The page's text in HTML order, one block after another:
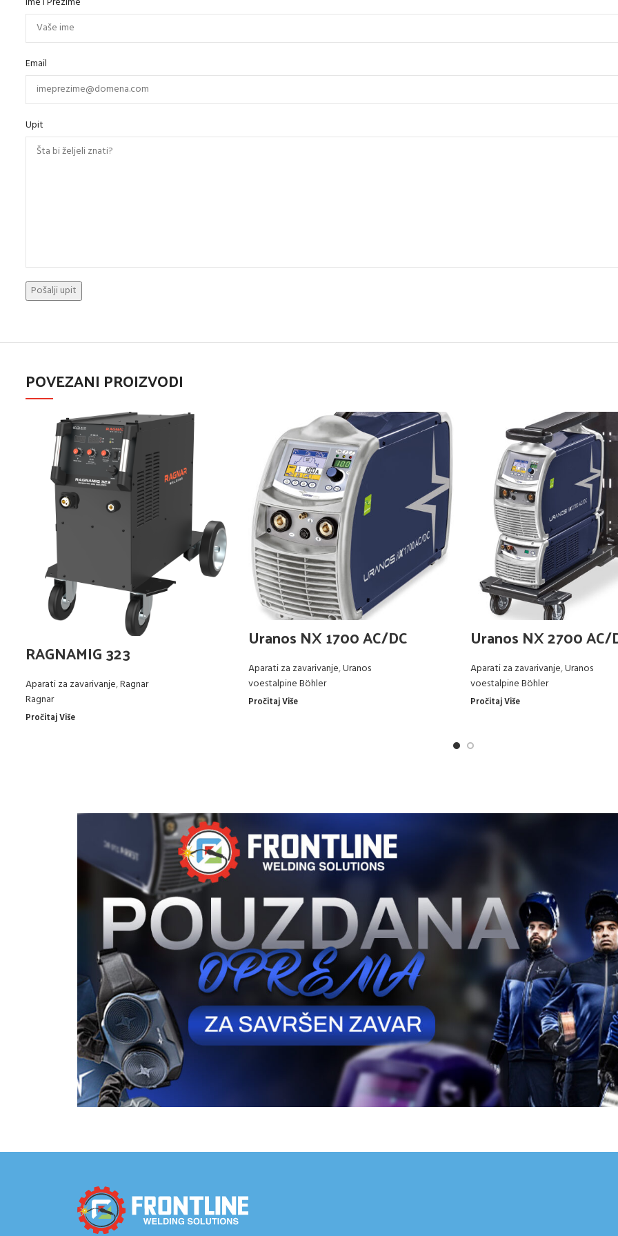
Email
Upit
POVEZANI PROIZVODI
RAGNAMIG 323
Aparati za zavarivanje,Ragnar
Ragnar
Pročitaj Više
Uranos NX 1700 AC/DC
Aparati za zavarivanje,Uranos
voestalpine Böhler
Pročitaj Više
Uranos NX 2700 AC/
Aparati za zavarivanje,Uranos
voestalpine Böhler
Pročitaj Više